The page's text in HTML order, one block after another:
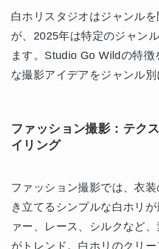
白ホリスタジオはジャンル
が、2025年は特定のジャン
ます。Studio Go Wildの特徴
な撮影アイデアをジャンル別
ファッション撮影：テク
イリング
ファッション撮影では、衣装
き立てるシンプルな白ホリ
ァー、レース、シルクなど
がトレンド。白ホリのクリ